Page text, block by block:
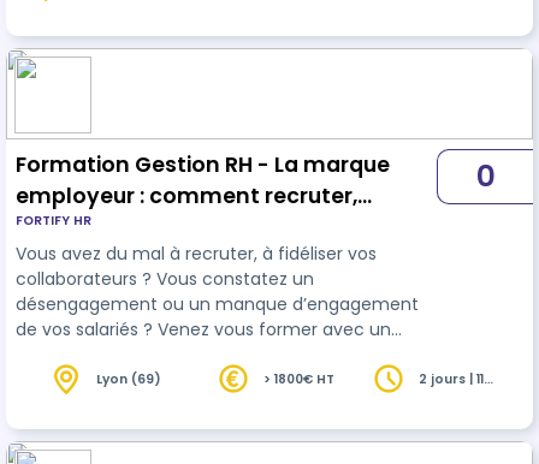
Formation Gestion RH - La marque
employeur : comment recruter,
fidéliser et engager vos talents (1,5j)
FORTIFY HR
Vous avez du mal à recruter, à fidéliser vos
collaborateurs ? Vous constatez un
désengagement ou un manque d’engagement
de vos salariés ? Venez vous former avec un
démonstratives afin de favoriser les
et de pratiques en lien avec l’environnement de
nos clients contribuent à faciliter le transfert de
0
Lyon (69) > 1800€ HT
2 jours | 11